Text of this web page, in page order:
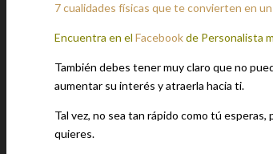
7 cualidades físicas que te convierten en
Encuentra en el Facebookde Personalista
También debes tener muy claro que no
aumentar su interés y atraerla hacia ti.
Tal vez, no sea tan rápido como tú
quieres.